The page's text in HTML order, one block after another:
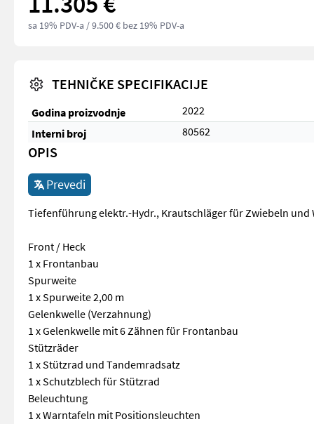
sa 19% PDV-a / 9.500 € bez 19% PDV-a
TEHNIČKE SPECIFIKACIJE
Godina proizvodnje
2022
Interni broj
80562
OPIS
Prevedi
Tiefenführung elektr.-Hydr., Krautschläger für Zwiebeln und
Front / Heck
1 x Frontanbau
Spurweite
1 x Spurweite 2,00 m
Gelenkwelle (Verzahnung)
1 x Gelenkwelle mit 6 Zähnen für Frontanbau
Stützräder
1 x Stützrad und Tandemradsatz
1 x Schutzblech für Stützrad
Beleuchtung
1 x Warntafeln mit Positionsleuchten